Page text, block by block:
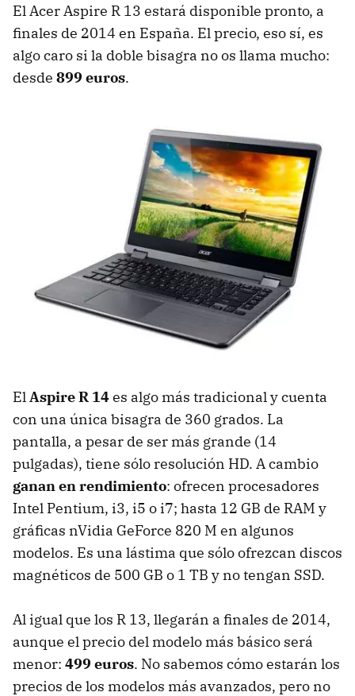
El Acer Aspire R 13 estará disponible pronto, a
finales de 2014 en España. El precio, eso sí, es
algo caro si la doble bisagra no os llama mucho:
desde 899 euros.
ElAspire R 14es algo más tradicional y cuenta
con una única bisagra de 360 grados. La
pantalla, a pesar de ser más grande (14
pulgadas), tiene sólo resolución HD. A cambio
ganan en rendimiento: ofrecen procesadores
Intel Pentium, i3, i5 o i7; hasta 12 GB de RAM y
gráficas nVidia GeForce 820 M en algunos
modelos. Es una lástima que sólo ofrezcan discos
magnéticos de 500 GB o 1 TB y no tengan SSD.
Al igual que los R 13, llegarán a finales de 2014,
aunque el precio del modelo más básico será
menor: 499 euros. No sabemos cómo estarán los
precios de los modelos más avanzados, pero no